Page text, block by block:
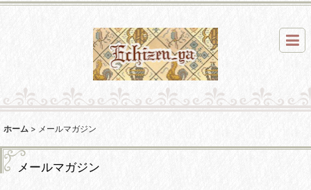
ホーム > メールマガジン
メールマガジン